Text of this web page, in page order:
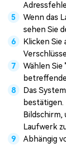
Wenn das
sehen Sie
Klicken
Wählen
Das
bestätigen.
Laufwerk
Abhängig